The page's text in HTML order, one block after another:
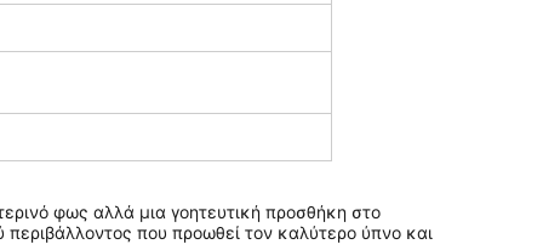
φως αλλά μια γοητευτική προσθήκη στο
που προωθεί τον καλύτερο ύπνο και